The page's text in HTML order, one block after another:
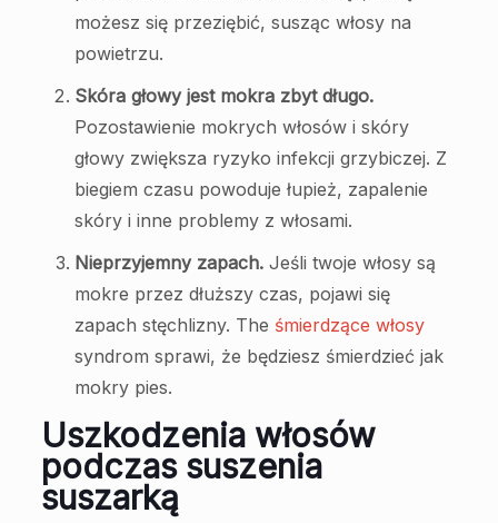
możesz się przeziębić, susząc włosy na
powietrzu.
Skóra głowy jest mokra zbyt długo.
Pozostawienie mokrych włosów i skóry
głowy zwiększa ryzyko infekcji grzybiczej. Z
biegiem czasu powoduje łupież, zapalenie
skóry i inne problemy z włosami.
Nieprzyjemny zapach. Jeśli twoje włosy są
mokre przez dłuższy czas, pojawi się
zapach stęchlizny. The śmierdzące włosy
syndrom sprawi, że będziesz śmierdzieć jak
mokry pies.
Uszkodzenia włosów
podczas suszenia
suszarką